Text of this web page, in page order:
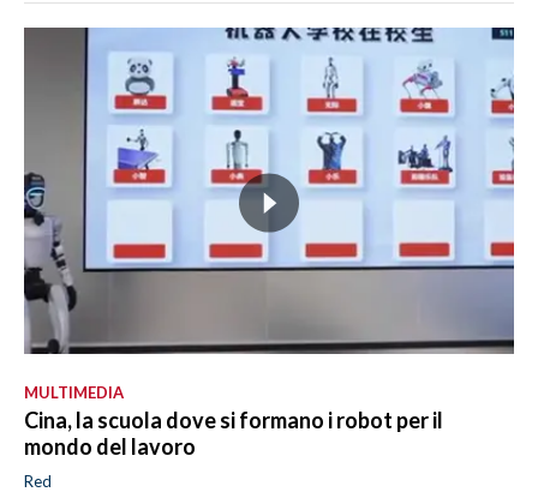
MULTIMEDIA
Cina, la scuola dove si formano i robot per il
mondo del lavoro
Red